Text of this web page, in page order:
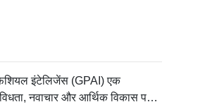
इंटेलिजेंस (GPAI) एक
नवाचार और आर्थिक विकास पर